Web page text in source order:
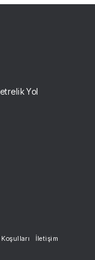
Yol
Koşulları İletişim